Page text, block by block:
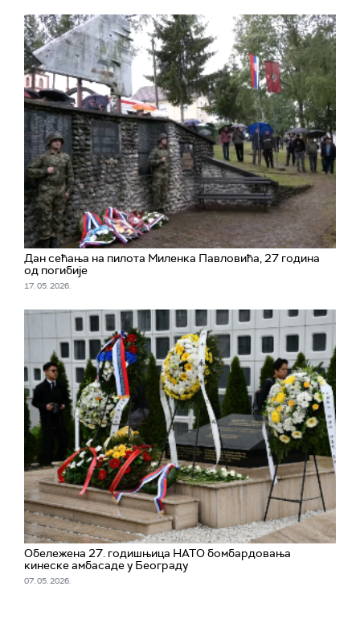
Дан сећања на пилота Миленка Павловића, 27 година
од погибије
17. 05. 2026.
Обележена 27. годишњица НАТО бомбардовања
кинеске амбасаде у Београду
07. 05. 2026.